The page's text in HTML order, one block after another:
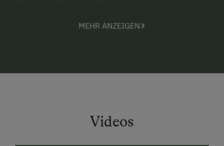
in dem Sie bei warmem Wetter auch
traditionelle BaustoffeWert gelegt. Dazu wurden
angenehmen Aufenthalt braucht.
MEHR ANZEIGEN
Videos